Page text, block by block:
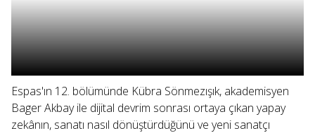
Espas'ın 12. bölümünde Kübra Sönmezışık, akademisyen
Bager Akbay ile dijital devrim sonrası ortaya çıkan yapay
zekânın, sanatı nasıl dönüştürdüğünü ve yeni sanatçı